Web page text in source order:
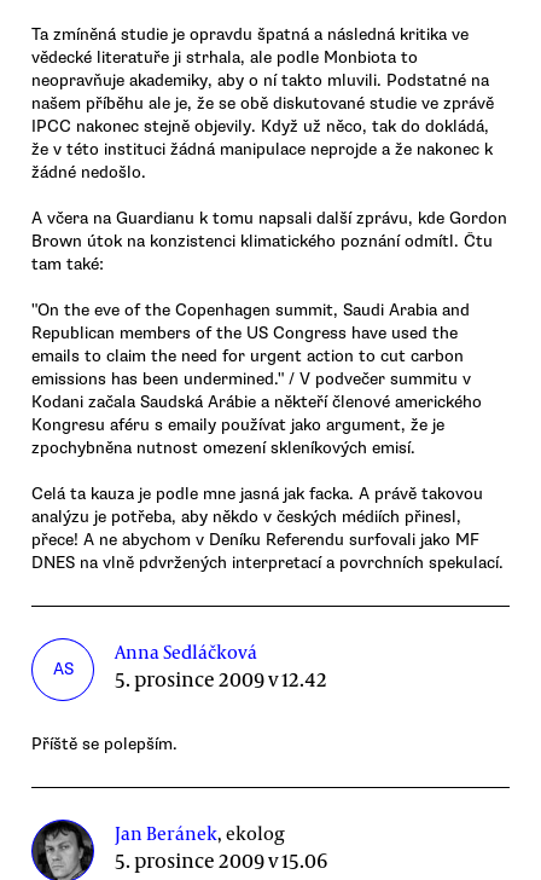
Ta zmíněná studie je opravdu špatná a následná kritika ve
vědecké literatuře ji strhala, ale podle Monbiota to
neopravňuje akademiky, aby o ní takto mluvili. Podstatné na
našem příběhu ale je, že se obě diskutované studie ve zprávě
IPCC nakonec stejně objevily. Když už něco, tak do dokládá,
že v této instituci žádná manipulace neprojde a že nakonec k
žádné nedošlo.
A včera na Guardianu k tomu napsali další zprávu, kde Gordon
Brown útok na konzistenci klimatického poznání odmítl. Čtu
tam také:
"On the eve of the Copenhagen summit, Saudi Arabia and
Republican members of the US Congress have used the
emails to claim the need for urgent action to cut carbon
emissions has been undermined." / V podvečer summitu v
Kodani začala Saudská Arábie a někteří členové amerického
Kongresu aféru s emaily používat jako argument, že je
zpochybněna nutnost omezení skleníkových emisí.
Celá ta kauza je podle mne jasná jak facka. A právě takovou
analýzu je potřeba, aby někdo v českých médiích přinesl,
přece! A ne abychom v Deníku Referendu surfovali jako MF
DNES na vlně pdvržených interpretací a povrchních spekulací.
AS
Anna Sedláčková
5. prosince 2009 v 12.42
Příště se polepším.
Jan Beránek, ekolog
5. prosince 2009 v 15.06